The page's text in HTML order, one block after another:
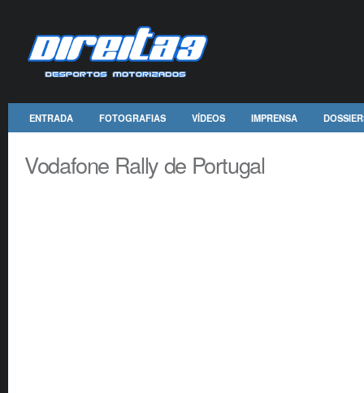
ENTRADA FOTOGRAFIAS VÍDEOS IMPRENSA
Vodafone Rally de Portugal